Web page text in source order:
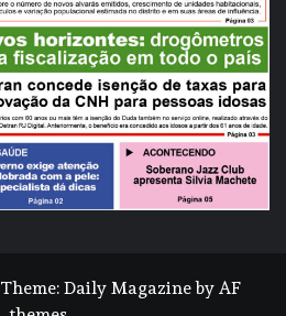
Theme: Daily Magazineby AF